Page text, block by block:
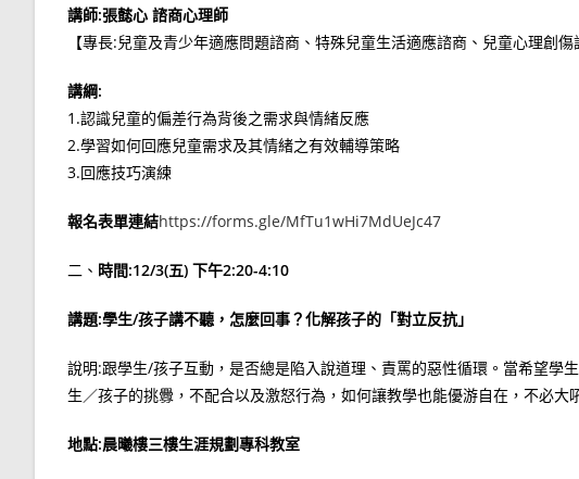
講師:張懿心 諮商心理師
【專長:兒童及青少年適應問題諮商、特殊兒童生活適應諮商、兒童心理創
講綱:
1.認識兒童的偏差行為背後之需求與情緒反應
2.學習如何回應兒童需求及其情緒之有效輔導策略
3.回應技巧演練
報名表單連結https://forms.gle/MfTu1wHi7MdUeJc47
二、 時間:12/3(五) 下午2:20-4:10
講題:學生/孩子講不聽，怎麼回事？化解孩子的「對立反抗」
說明:跟學生/孩子互動，是否總是陷入說道理、責罵的惡性循環。當希望學
生／孩子的挑釁，不配合以及激怒行為，如何讓教學也能優游自在，不必大
地點:晨曦樓三樓生涯規劃專科教室